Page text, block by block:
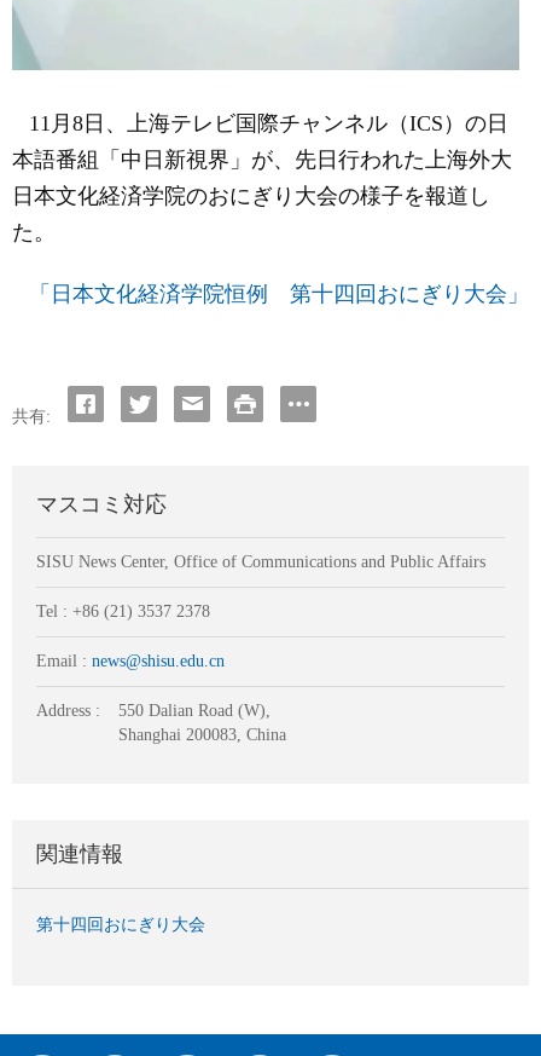
11 月 8 日 、上海テレビ国際チャンネル（ICS ）の日
本語番組「中日新視界」が、先日行われた上海外大
日本文化経済学院のおにぎり大会の様子を報道し
た。
「日本文化経済学院恒例 第十四回おにぎり大会」
共有:
マスコミ対応
SISU News Center, Office of Communications and Public Affairs
Tel : +86 (21) 3537 2378
Email : news@shisu.edu.cn
Address :
550 Dalian Road (W),
Shanghai 200083, China
関連情報
第十四回おにぎり大会